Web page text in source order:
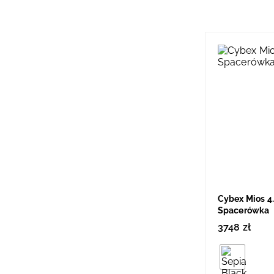
Cybex Mios
Spacerówka
3748 zł